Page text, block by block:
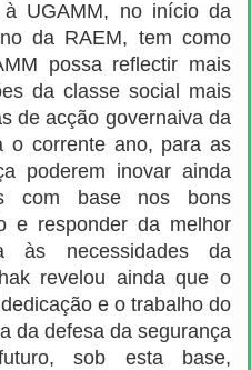
UGAMM, no início da
da RAEM, tem como
possa reflectir mais
da classe social mais
de acção governaiva da
o corrente ano, para as
poderem inovar ainda
com base nos bons
e responder da melhor
às necessidades da
revelou ainda que o
e o trabalho do
da defesa da segurança
sob esta base,